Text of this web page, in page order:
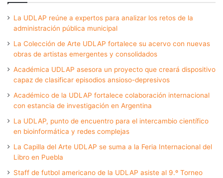
La UDLAP reúne a expertos para analizar los retos de la
administración pública municipal
La Colección de Arte UDLAP fortalece su acervo con nuevas
obras de artistas emergentes y consolidados
Académica UDLAP asesora un proyecto que creará dispositivo
capaz de clasificar episodios ansioso-depresivos
Académico de la UDLAP fortalece colaboración internacional
con estancia de investigación en Argentina
La UDLAP, punto de encuentro para el intercambio científico
en bioinformática y redes complejas
La Capilla del Arte UDLAP se suma a la Feria Internacional del
Libro en Puebla
Staff de futbol americano de la UDLAP asiste al 9.º Torneo